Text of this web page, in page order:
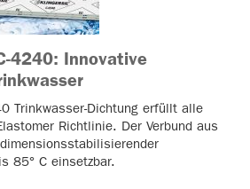
4240: Innovative
Trinkwasser-Dichtung erfüllt alle
Richtlinie. Der Verbund aus
85° C einsetzbar.